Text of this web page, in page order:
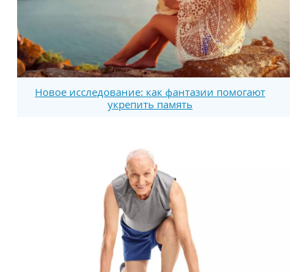
Новое исследование: как фантазии помогают
укрепить память